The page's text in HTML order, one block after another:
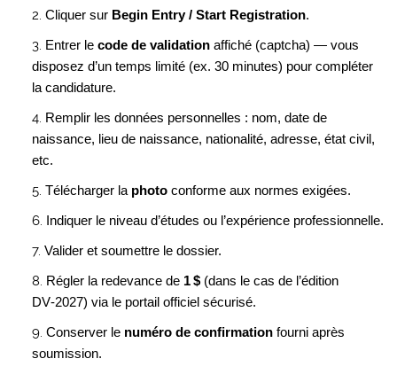
Cliquer sur Begin Entry / Start Registration.
Entrer le code de validation affiché (captcha) — vous
disposez d’un temps limité (ex. 30 minutes) pour compléter
la candidature.
Remplir les données personnelles : nom, date de
naissance, lieu de naissance, nationalité, adresse, état civil,
etc.
Télécharger la photo conforme aux normes exigées.
Indiquer le niveau d’études ou l’expérience professionnelle.
Valider et soumettre le dossier.
Régler la redevance de 1 $ (dans le cas de l’édition
DV‑2027) via le portail officiel sécurisé.
Conserver le numéro de confirmation fourni après
soumission.